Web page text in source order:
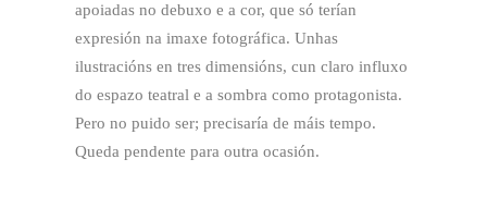
apoiadas no debuxo e a cor, que só terían
expresión na imaxe fotográfica. Unhas
ilustracións en tres dimensións, cun claro influxo
do espazo teatral e a sombra como protagonista.
Pero no puido ser; precisaría de máis tempo.
Queda pendente para outra ocasión.